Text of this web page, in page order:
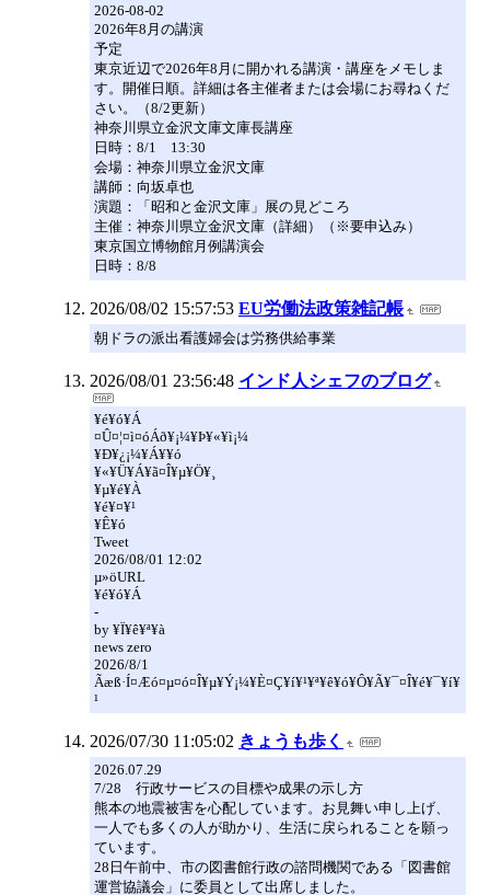
2026-08-02
2026年8月の講演
予定
東京近辺で2026年8月に開かれる講演・講座をメモしま
す。開催日順。詳細は各主催者または会場にお尋ねくだ
さい。（8/2更新）
神奈川県立金沢文庫文庫長講座
日時：8/1 13:30
会場：神奈川県立金沢文庫
講師：向坂卓也
演題：「昭和と金沢文庫」展の見どころ
主催：神奈川県立金沢文庫（詳細）（※要申込み）
東京国立博物館月例講演会
日時：8/8
2026/08/02 15:57:53 EU労働法政策雑記帳
朝ドラの派出看護婦会は労務供給事業
2026/08/01 23:56:48 インド人シェフのブログ
¥é¥ó¥Á
¤Û¤¦¤ì¤óÁð¥­¡¼¥Þ¥«¥ì¡¼
¥Ð¥¿¡¼¥Á¥­¥ó
¥«¥Ü¥Á¥ã¤Î¥µ¥Ö¥¸
¥µ¥é¥À
¥é¥¤¥¹
¥Ê¥ó
Tweet
2026/08/01 12:02
µ­»öURL
¥é¥ó¥Á
-
by ¥Ï¥ê¥ª¥à
news zero
2026/8/1
Ãæß·Í¤Æó¤µ¤ó¤Î¥µ¥Ý¡¼¥È¤Ç¥í¥¹¥ª¥ê¥ó¥Ô¥Ã¥¯¤Î¥é¥¯¥í¥
¹
2026/07/30 11:05:02 きょうも歩く
2026.07.29
7/28 行政サービスの目標や成果の示し方
熊本の地震被害を心配しています。お見舞い申し上げ、
一人でも多くの人が助かり、生活に戻られることを願っ
ています。
28日午前中、市の図書館行政の諮問機関である「図書館
運営協議会」に委員として出席しました。